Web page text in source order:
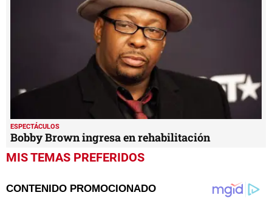
ESPECTÁCULOS
Bobby Brown ingresa en rehabilitación
MIS TEMAS PREFERIDOS